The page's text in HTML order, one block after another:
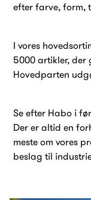
efter farve, form,
I vores
5000 artikler, der
Hovedparten
Se efter Habo i
Der er altid en
meste om vores
beslag til